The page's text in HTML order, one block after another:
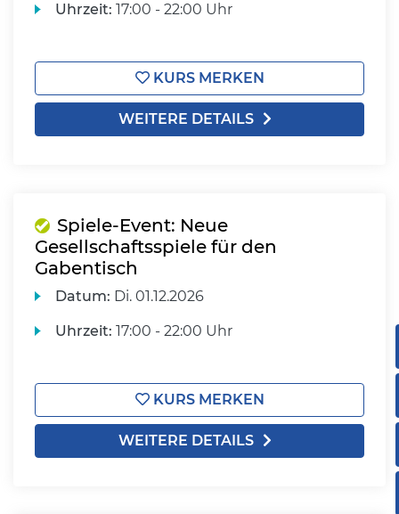
Uhrzeit: 17:00 - 22:00 Uhr
KURS MERKEN
WEITERE DETAILS
Spiele-Event: Neue
Gesellschaftsspiele für den
Gabentisch
Datum: Di. 01.12.2026
Uhrzeit: 17:00 - 22:00 Uhr
KURS MERKEN
WEITERE DETAILS